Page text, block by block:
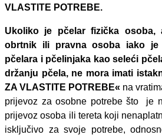
VLASTITE POTREBE.
Ukoliko je pčelar fizička
obrtnik ili pravna osoba iako je
pčelara i pčelinjaka kao seleći
držanju pčela, ne mora imati
ZA VLASTITE POTREBE« na
prijevoz za osobne potrebe što je
prijevoz osoba ili tereta koji
isključivo za svoje potrebe,